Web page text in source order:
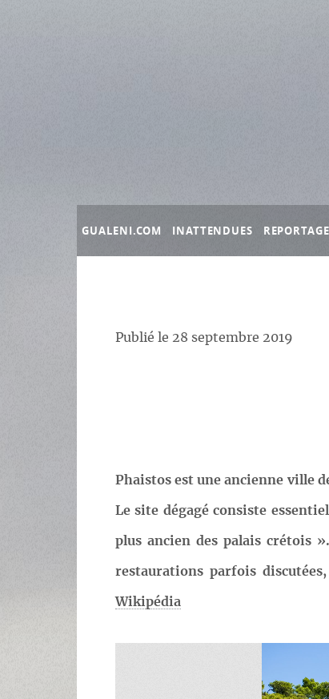
GUALENI.COM INATTENDUES
Publié le 28 septembre 2019
Phaistos est une ancienne ville
Le site dégagé consiste
plus ancien des palais crétois
restaurations parfois
Wikipédia